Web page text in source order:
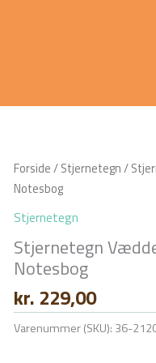
Forside/Stjernetegn/
Notesbog
Stjernetegn
Stjernetegn
Notesbog
kr. 229,00
Varenummer (SKU): 36-